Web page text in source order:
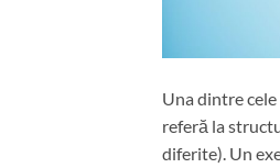
Una dintre cele
referă la
diferite). Un